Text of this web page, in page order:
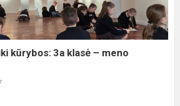
kūrybos: 3a klasė – meno